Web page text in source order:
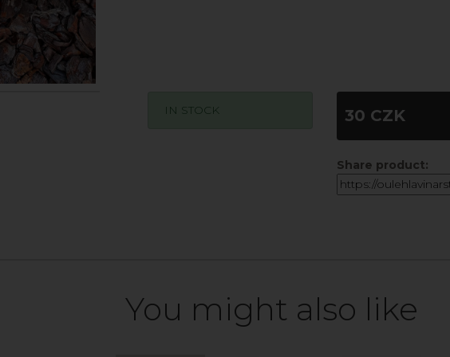
IN STOCK 30 CZK
Share product:
You might also like